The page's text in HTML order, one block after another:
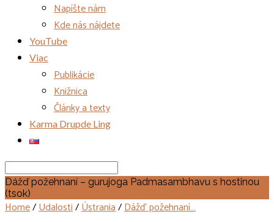
Napíšte nám
Kde nás nájdete
YouTube
Viac
Publikácie
Knižnica
Články a texty
Karma Drupde Ling
Search
Dážď požehnaní – gurujoga Padmasambhavu s hostinou
(tsok)
Home/Udalosti/Ústrania/Dážď požehnaní…